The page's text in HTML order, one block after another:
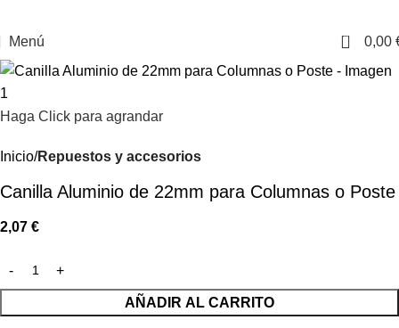
Menú 0 0,00
Haga Click para agrandar
Inicio Repuestos y accesorios
Canilla Aluminio de 22mm para Columnas o Poste
2,07 €
AÑADIR AL CARRITO